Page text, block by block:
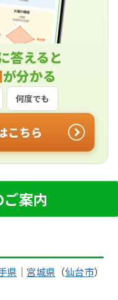
答えると
が分かる
何度でも
こちら
案内
県 ｜ 宮城県 （仙台市）